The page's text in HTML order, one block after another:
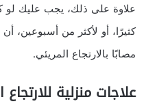
علاوة على ذلك، يجب عليك لو
كثيرًا، أو لأكثر من أسبوعين،
مصابًا بالارتجاع المريئي.
علاجات منزلية